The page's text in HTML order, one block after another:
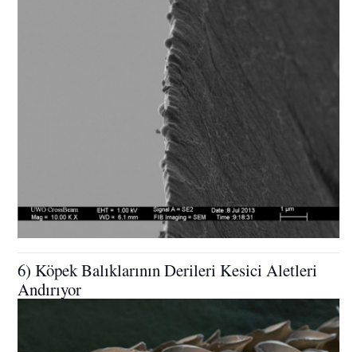
6) Köpek Balıklarının Derileri Kesici Aletleri
Andırıyor